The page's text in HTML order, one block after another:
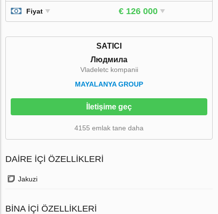
Fiyat € 126 000
SATICI
Людмила
Vladeletc kompanii
MAYALANYA GROUP
İletişime geç
4155 emlak tane daha
DAIRE IÇI ÖZELLIKLERI
Jakuzi
BINA İÇI ÖZELLIKLERI